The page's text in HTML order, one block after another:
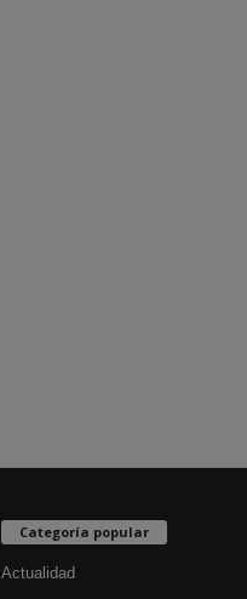
Categoría popular
Actualidad